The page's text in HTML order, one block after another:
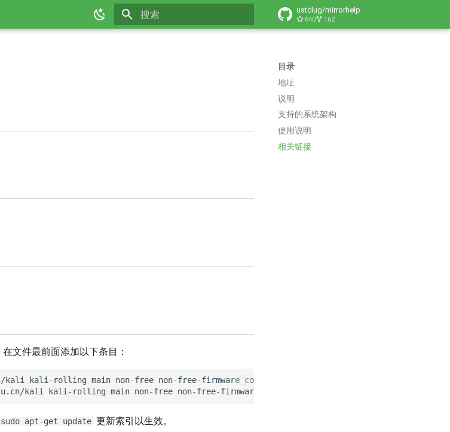
ustclug/mirrorhelp
640 162
目录
地址
说明
支持的系统架构
使用说明
相关链接
文件最前面添加以下条目：
kali kali-rolling main non-free non-free-firmware contrib
sudo apt-get update 更新索引以生效。